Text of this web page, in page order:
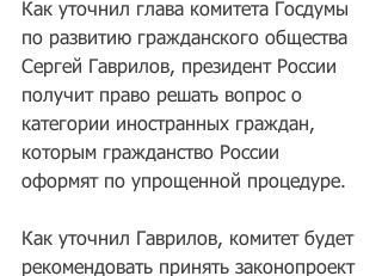
Как уточнил глава комитета Госдумы
по развитию гражданского общества
Сергей Гаврилов, президент России
получит право решать вопрос о
категории иностранных граждан,
которым гражданство России
оформят по упрощенной процедуре.
Как уточнил Гаврилов, комитет будет
рекомендовать принять законопроект